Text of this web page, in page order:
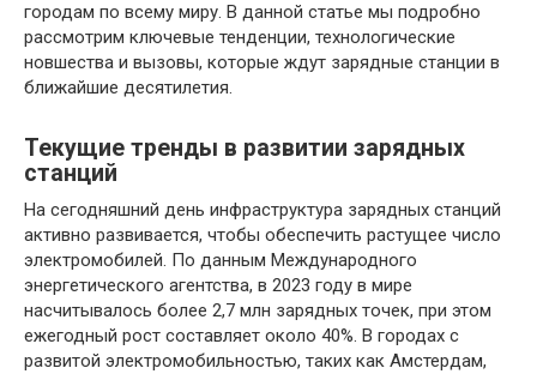
городам по всему миру. В данной статье мы подробно
рассмотрим ключевые тенденции, технологические
новшества и вызовы, которые ждут зарядные станции в
ближайшие десятилетия.
Текущие тренды в развитии зарядных
станций
На сегодняшний день инфраструктура зарядных станций
активно развивается, чтобы обеспечить растущее число
электромобилей. По данным Международного
энергетического агентства, в 2023 году в мире
насчитывалось более 2,7 млн зарядных точек, при этом
ежегодный рост составляет около 40%. В городах с
развитой электромобильностью, таких как Амстердам,